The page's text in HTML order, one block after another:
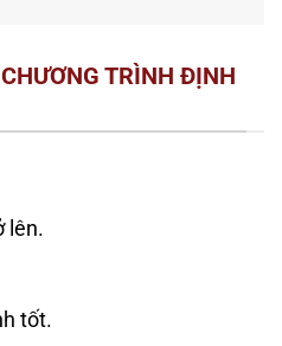
TRÌNH ĐỊNH
lên.
tốt.